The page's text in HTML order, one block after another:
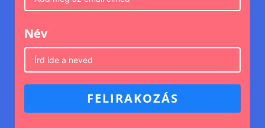
Név
FELIRAKOZÁS